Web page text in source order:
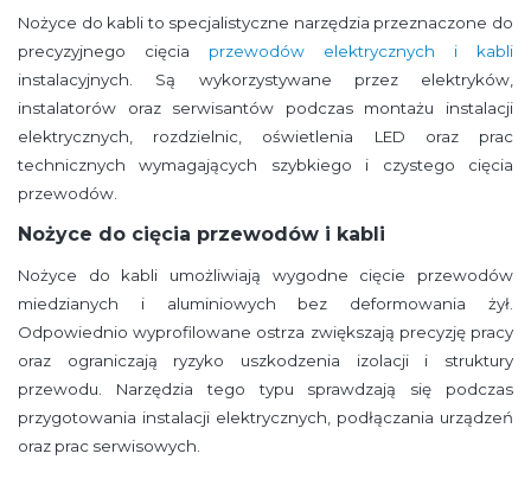
Nożyce do kabli to specjalistyczne narzędzia przeznaczone do
precyzyjnego cięcia przewodów elektrycznych i kabli
instalacyjnych. Są wykorzystywane przez elektryków,
instalatorów oraz serwisantów podczas montażu instalacji
elektrycznych, rozdzielnic, oświetlenia LED oraz prac
technicznych wymagających szybkiego i czystego cięcia
przewodów.
Nożyce do cięcia przewodów i kabli
Nożyce do kabli umożliwiają wygodne cięcie przewodów
miedzianych i aluminiowych bez deformowania żył.
Odpowiednio wyprofilowane ostrza zwiększają precyzję pracy
oraz ograniczają ryzyko uszkodzenia izolacji i struktury
przewodu. Narzędzia tego typu sprawdzają się podczas
przygotowania instalacji elektrycznych, podłączania urządzeń
oraz prac serwisowych.